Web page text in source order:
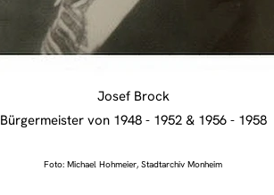
Josef Brock
Bürgermeister von 1948 - 1952 & 1956 - 1958
Foto: Michael Hohmeier, Stadtarchiv Monheim